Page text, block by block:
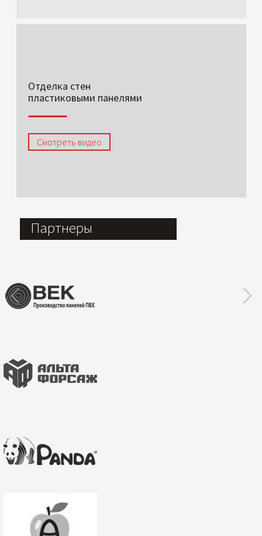
Отделка стен
пластиковыми панелями
Смотреть видео
Партнеры